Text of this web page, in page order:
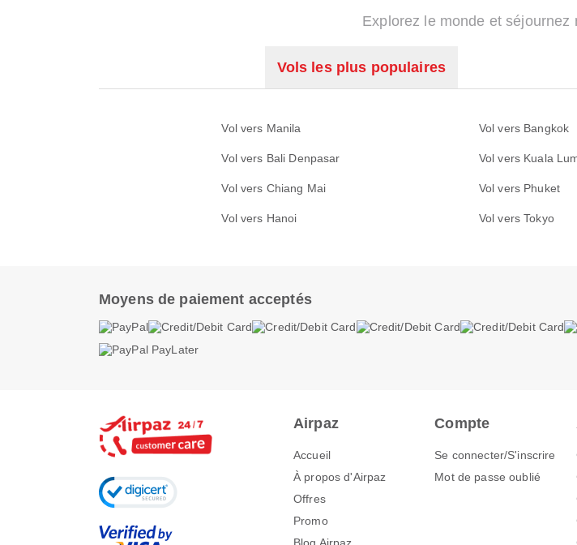
Explorez le monde et séjournez
Vols les plus populaires
Vol vers Manila Vol vers Bangkok
Vol vers Bali Denpasar Vol vers Kuala
Vol vers Chiang Mai Vol vers Phuket
Vol vers Hanoi Vol vers Tokyo
Moyens de paiement acceptés
Airpaz
Accueil
À propos d'Airpaz
Offres
Promo
Compte
Se connecter/S'inscrire
Mot de passe oublié